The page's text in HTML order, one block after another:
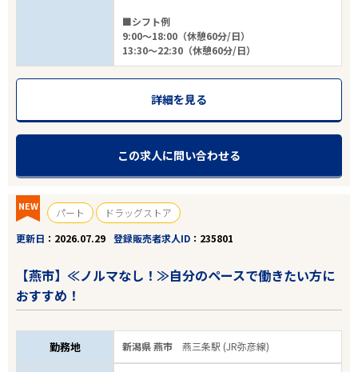
■シフト例
9:00～18:00（休憩60分/日）
13:30～22:30（休憩60分/日）
詳細を見る
この求人に問い合わせる
NEW パート
ドラッグストア
更新日
2026.07.29 登録販売者求人ID 235801
【燕市】≪ノルマなし！≫自分のペースで働きたい方に
おすすめ！
勤務地 新潟県 燕市燕三条駅 (JR弥彦線)